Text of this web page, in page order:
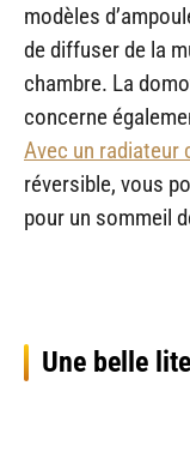
modèles
de diffuser de la
chambre. La
concerne
Avec un radiateur
réversible, vous
pour un sommeil
Une belle